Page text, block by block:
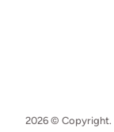
2026 © Copyright.